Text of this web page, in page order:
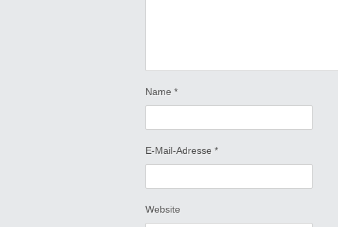
Name *
E-Mail-Adresse *
Website